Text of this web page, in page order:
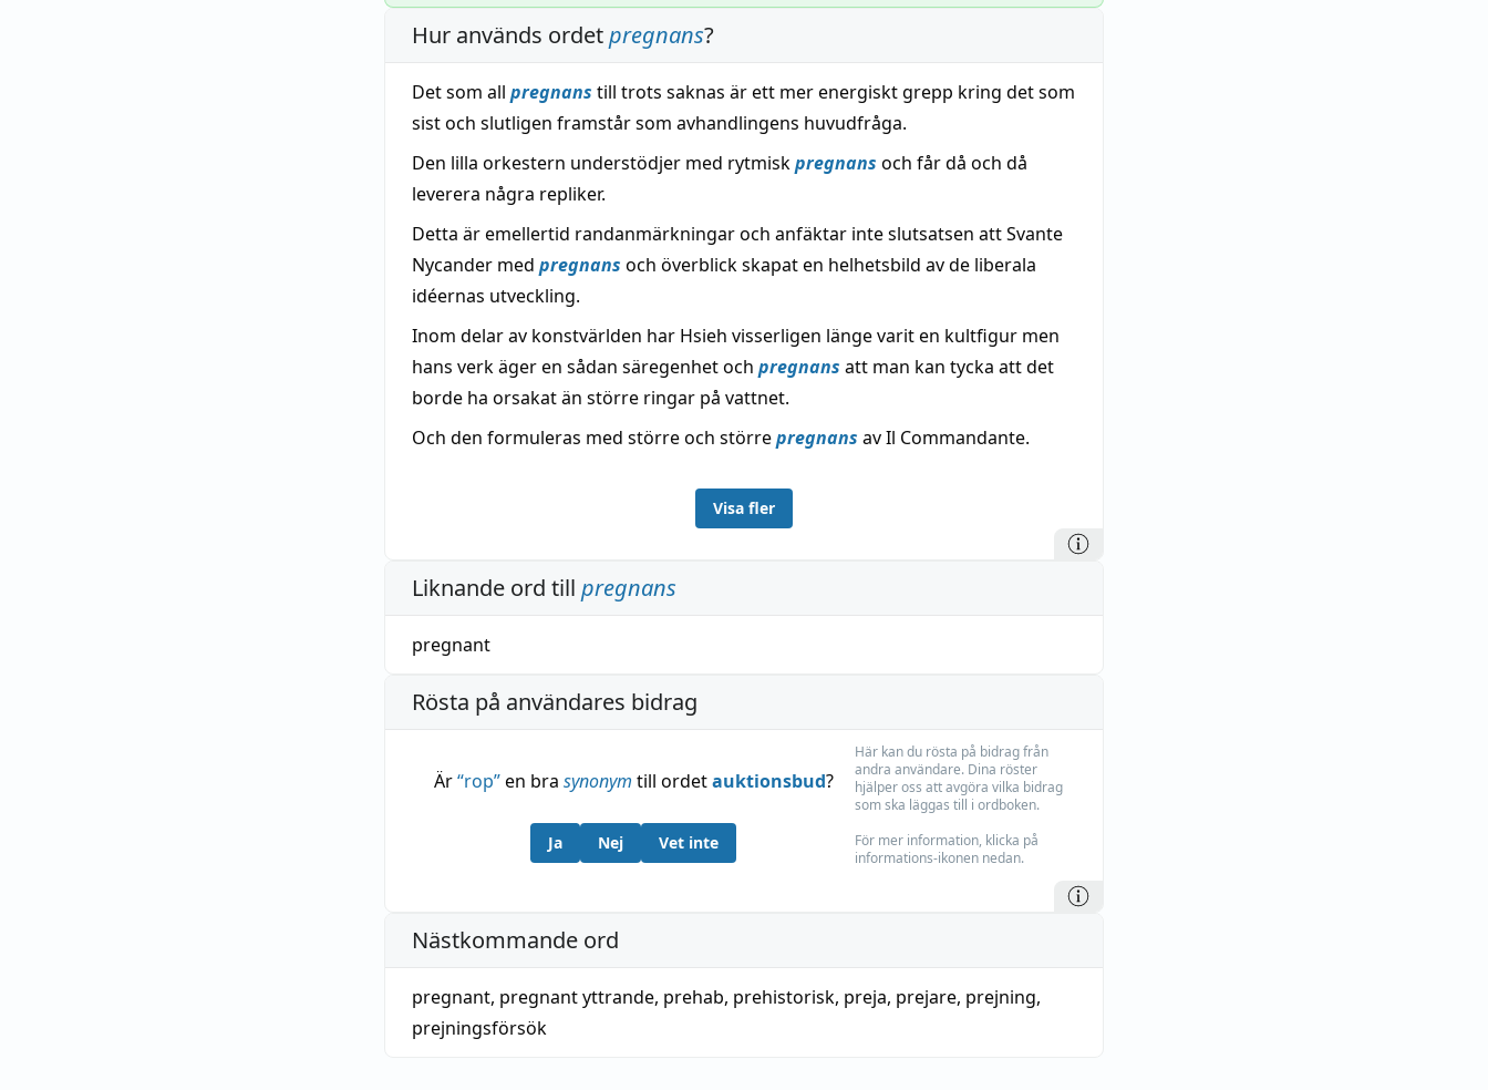
Hur används ordetpregnans?
Det som all pregnans till trots saknas är ett mer energiskt grepp kring det som
sist och slutligen framstår som avhandlingens huvudfråga.
Den lilla orkestern understödjer med rytmiskpregnans och får då och då
leverera några repliker.
Detta är emellertid randanmärkningar och anfäktar inte slutsatsen att Svante
Nycander med pregnans och överblick skapat en helhetsbild av de liberala
idéernas utveckling.
Inom delar av konstvärlden har Hsieh visserligen länge varit en kultfigur men
hans verk äger en sådan säregenhet och pregnans att man kan tycka att det
borde ha orsakat än större ringar på vattnet.
Och den formuleras med större och störrepregnans av Il Commandante.
Visa fler
Liknande ord till pregnans
pregnant
Rösta på användares bidrag
Är“rop”en bra synonym till ordetauktionsbud?
Ja Nej Vet inte
Här kan du rösta på bidrag från
andra användare. Dina röster
hjälper oss att avgöra vilka bidrag
som ska läggas till i ordboken.
För mer information, klicka på
informations-ikonen nedan.
Nästkommande ord
pregnant, pregnant yttrande, prehab, prehistorisk, preja, prejare, prejning,
prejningsförsök